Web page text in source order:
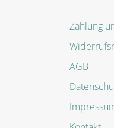
Zahlung
AGB